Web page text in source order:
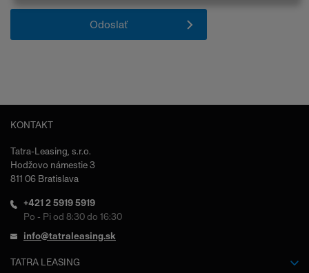
KONTAKT
Tatra-Leasing, s.r.o.
Hodžovo námestie 3
811 06 Bratislava
+421 2 5919 5919
Po - Pi od 8:30 do 16:30
info@tatraleasing.sk
TATRA LEASING